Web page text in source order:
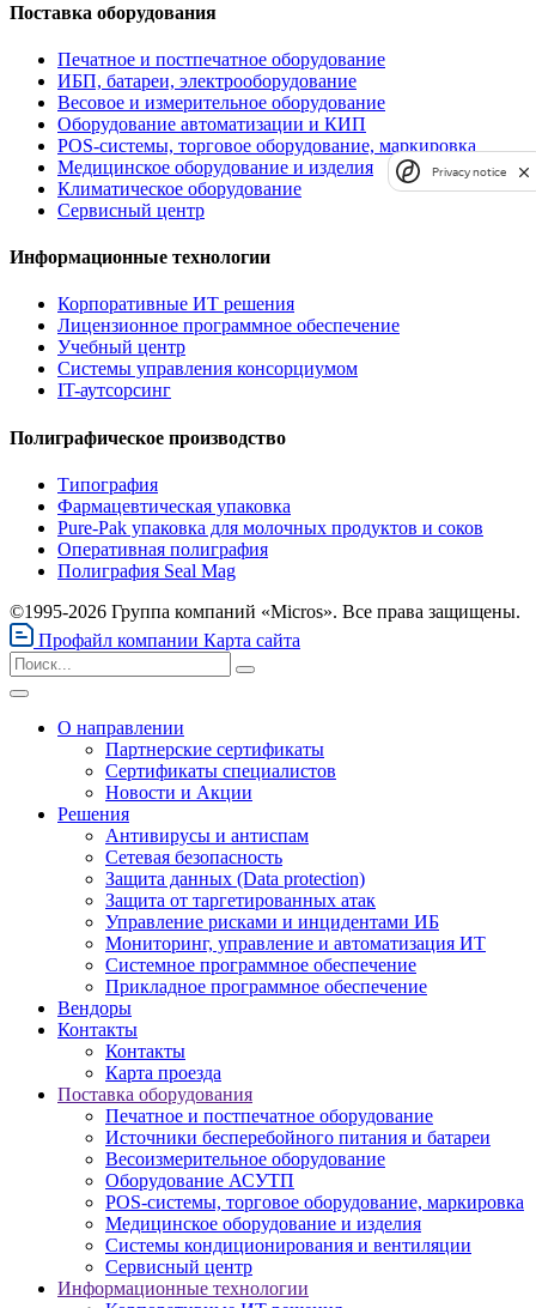
Поставка оборудования
Печатное и постпечатное оборудование
ИБП, батареи, электрооборудование
Весовое и измерительное оборудование
Оборудование автоматизации и КИП
POS-системы, торговое оборудование, маркировка
Медицинское оборудование и изделия
Климатическое оборудование
Сервисный центр
Информационные технологии
Корпоративные ИТ решения
Лицензионное программное обеспечение
Учебный центр
Системы управления консорциумом
IT-аутсорсинг
Полиграфическое производство
Типография
Фармацевтическая упаковка
Pure-Pak упаковка для молочных продуктов и соков
Оперативная полиграфия
Полиграфия Seal Mag
©1995-2026 Группа компаний «Micros». Все права защищены.
Профайл компании Карта сайта
О направлении
Партнерские сертификаты
Сертификаты специалистов
Новости и Акции
Решения
Антивирусы и антиспам
Сетевая безопасность
Защита данных (Data protection)
Защита от таргетированных атак
Управление рисками и инцидентами ИБ
Мониторинг, управление и автоматизация ИТ
Системное программное обеспечение
Прикладное программное обеспечение
Вендоры
Контакты
Контакты
Карта проезда
Поставка оборудования
Печатное и постпечатное оборудование
Источники бесперебойного питания и батареи
Весоизмерительное оборудование
Оборудование АСУТП
POS-системы, торговое оборудование, маркировка
Медицинское оборудование и изделия
Системы кондиционирования и вентиляции
Сервисный центр
Информационные технологии
Privacy notice